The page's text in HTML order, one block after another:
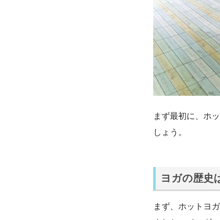
まず最初に、ホ
しょう。
ヨガの歴史
まず、ホットヨ